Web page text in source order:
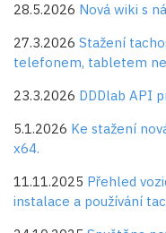
28.5.2026 Nová wiki s
27.3.2026 Stažení
telefonem, tabletem
23.3.2026 DDDlab API
5.1.2026 Ke stažení
x64.
11.11.2025 Přehled
instalace a používání